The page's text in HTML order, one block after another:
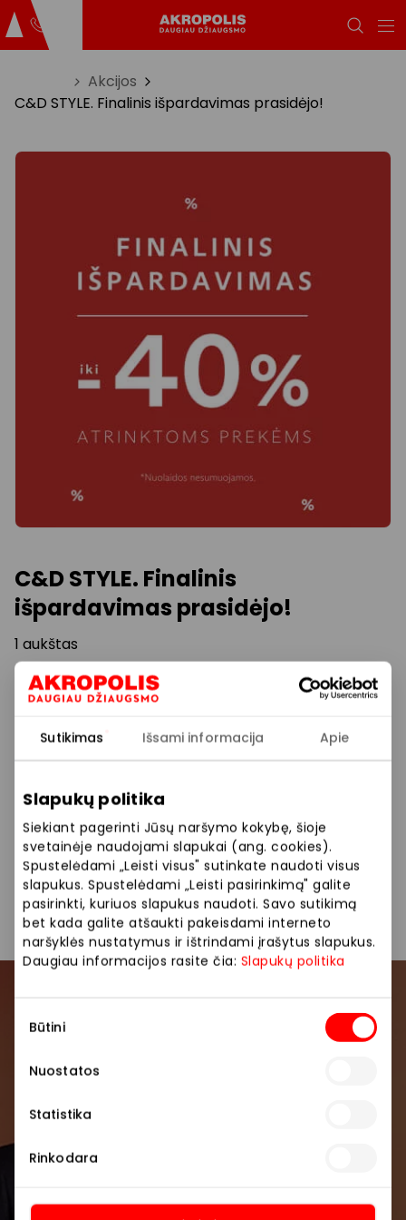
Sutikimas Išsami informacija Apie
Slapukų politika
Siekiant pagerinti Jūsų naršymo kokybę, šioje
svetainėje naudojami slapukai (ang. cookies).
Spustelėdami „Leisti visus" sutinkate naudoti visus
slapukus. Spustelėdami „Leisti pasirinkimą" galite
pasirinkti, kuriuos slapukus naudoti. Savo sutikimą
bet kada galite atšaukti pakeisdami interneto
naršyklės nustatymus ir ištrindami įrašytus slapukus.
Daugiau informacijos rasite čia: Slapukų politika
pasirinkimas
Būtini
Nuostatos
Statistika
Rinkodara
Akcijos
C&D STYLE. Finalinis išpardavimas prasidėjo!
C&D STYLE. Finalinis
išpardavimas prasidėjo!
1 aukštas
Akcijos trukmė
Finalinis išpardavimas prasidėjo! Nuolaidos net iki –
40 % . Skubėkite atrasti geriausius pasiūlymus. Prekių
kiekis ribotas.
Pirmieji sužinokite apie geriausius pasiūlymus,